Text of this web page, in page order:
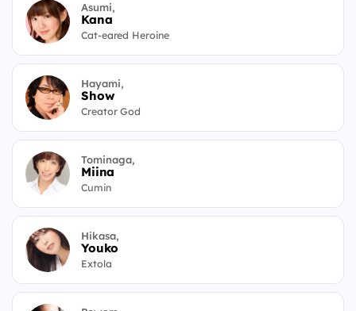
Asumi,
Kana
Cat-eared Heroine
Hayami,
Show
Creator God
Tominaga,
Miina
Cumin
Hikasa,
Youko
Extola